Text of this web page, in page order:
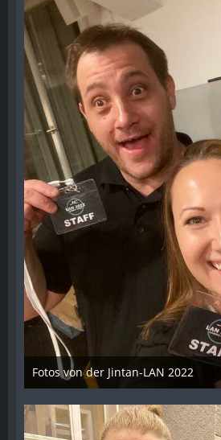
Fotos von der Jintan-LAN 2022
17. Oktober 2022